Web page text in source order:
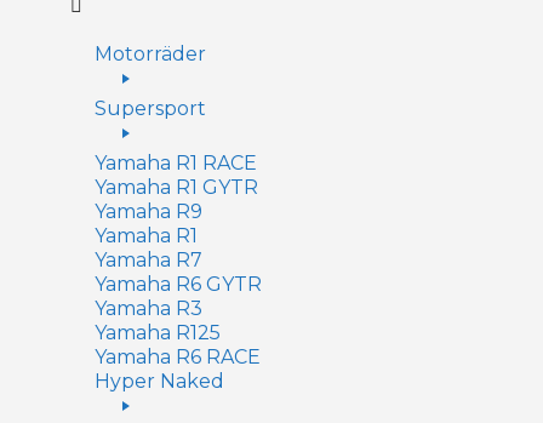
Motorräder
Supersport
Yamaha R1 RACE
Yamaha R1 GYTR
Yamaha R9
Yamaha R1
Yamaha R7
Yamaha R6 GYTR
Yamaha R3
Yamaha R125
Yamaha R6 RACE
Hyper Naked